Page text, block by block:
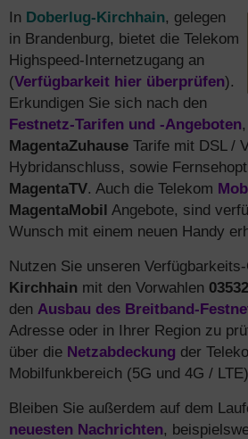
In Doberlug-Kirchhain, gelegen
in Brandenburg, bietet die Telekom
Highspeed-Internetzugang an
(Verfügbarkeit hier überprüfen).
Erkundigen Sie sich nach den
Festnetz-Tarifen und -Angeboten
MagentaZuhause Tarife mit DSL /
Hybridanschluss, sowie
MagentaTV. Auch die Telekom
MagentaMobil Angebote, sind
Wunsch mit einem neuen Handy
Nutzen Sie unseren
Kirchhain mit den Vorwahlen
den Ausbau des Breitband-
Adresse oder in Ihrer Region zu
über die Netzabdeckung der
Mobilfunkbereich (5G und 4G /
Bleiben Sie außerdem auf dem
neuesten Nachrichten,